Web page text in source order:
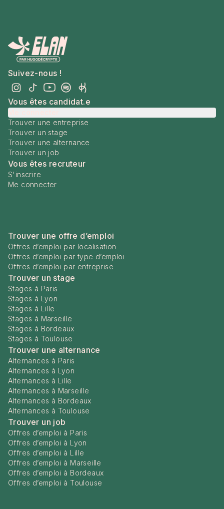
Suivez-nous !
Vous êtes candidat.e
Trouver une entreprise
Trouver un stage
Trouver une alternance
Trouver un job
Vous êtes recruteur
S'inscrire
Me connecter
Trouver une offre d’emploi
Offres d’emploi par localisation
Offres d’emploi par type d’emploi
Offres d’emploi par entreprise
Trouver un stage
Stages à Paris
Stages à Lyon
Stages à Lille
Stages à Marseille
Stages à Bordeaux
Stages à Toulouse
Trouver une alternance
Alternances à Paris
Alternances à Lyon
Alternances à Lille
Alternances à Marseille
Alternances à Bordeaux
Alternances à Toulouse
Trouver un job
Offres d’emploi à Paris
Offres d’emploi à Lyon
Offres d’emploi à Lille
Offres d’emploi à Marseille
Offres d’emploi à Bordeaux
Offres d’emploi à Toulouse